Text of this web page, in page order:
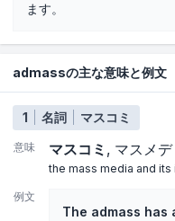
ます。
admassの主な意味と例文
1 名詞 マスコミ
意味 マスコミ マスメ
the mass media and
例文
The admass